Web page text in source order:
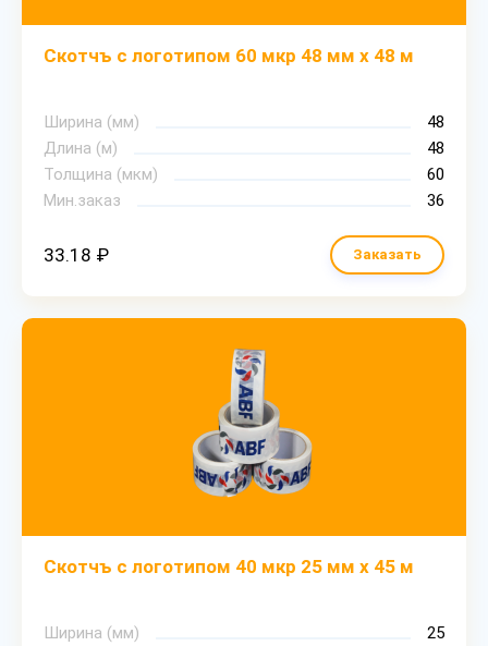
Скотчъ с логотипом 60 мкр 48 мм х 48 м
Ширина (мм)
48
Длина (м)
48
Толщина (мкм)
60
Мин.заказ
36
33.18 ₽ Заказать
Скотчъ с логотипом 40 мкр 25 мм х 45 м
Ширина (мм)
25